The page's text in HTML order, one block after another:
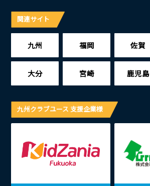
関連サイト
九州 福岡 佐賀
大分 宮崎 鹿児島
九州クラブユース 支援企業様